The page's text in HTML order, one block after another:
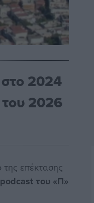
2024
2026
της επέκτασης
του «Π»